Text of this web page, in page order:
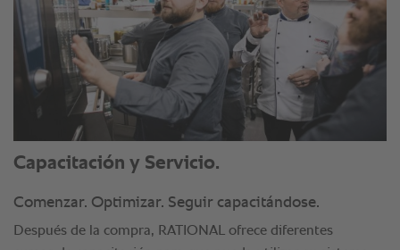
Capacitación y Servicio.
Comenzar. Optimizar. Seguir capacitándose.
Después de la compra, RATIONAL ofrece diferentes